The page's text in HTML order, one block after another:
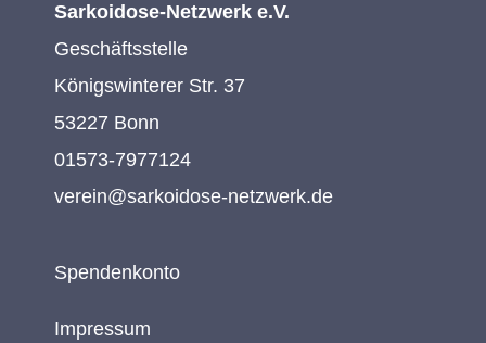
Sarkoidose-Netzwerk e.V.
Geschäftsstelle
Königswinterer Str. 37
53227 Bonn
01573-7977124
verein@sarkoidose-netzwerk.de
Spendenkonto
Impressum